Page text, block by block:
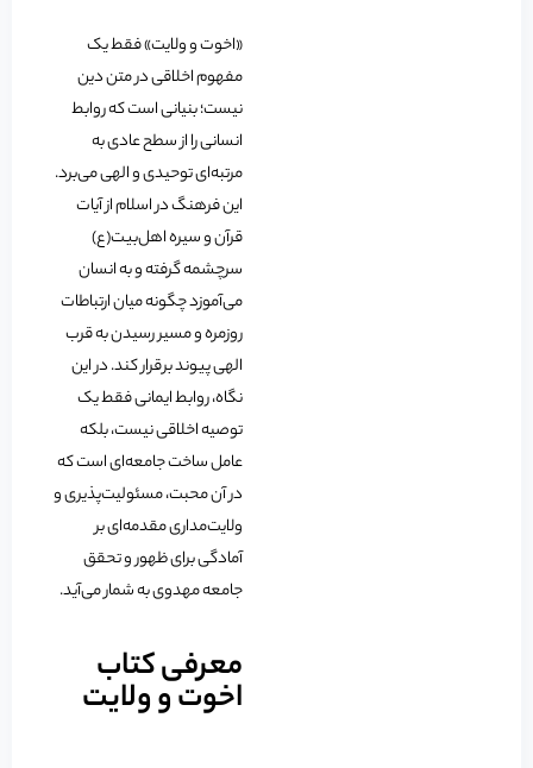
«اخوت و ولایت» فقط یک
مفهوم اخلاقی در متن دین
نیست؛ بنیانی است که روابط
انسانی را از سطح عادی به
مرتبه‌ای توحیدی و الهی می‌برد.
این فرهنگ در اسلام از آیات
قرآن و سیره اهل‌بیت(ع)
سرچشمه گرفته و به انسان
می‌آموزد چگونه میان ارتباطات
روزمره و مسیر رسیدن به قرب
الهی پیوند برقرار کند. در این
نگاه، روابط ایمانی فقط یک
توصیه اخلاقی نیست، بلکه
عامل ساخت جامعه‌ای است که
در آن محبت، مسئولیت‌پذیری و
ولایت‌مداری مقدمه‌ای بر
آمادگی برای ظهور و تحقق
جامعه مهدوی به شمار می‌آید.
معرفی کتاب
اخوت و ولایت